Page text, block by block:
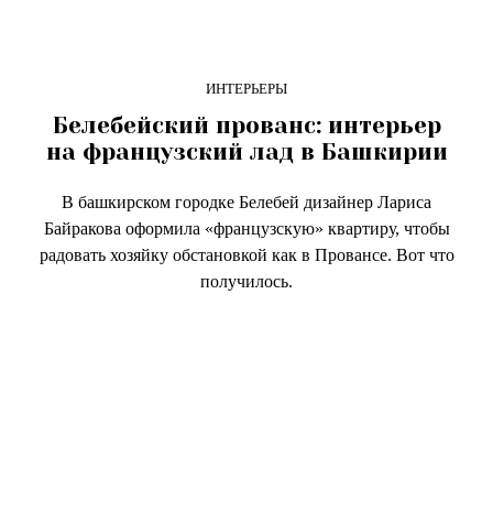
ИНТЕРЬЕРЫ
Белебейский прованс: интерьер
на французский лад в Башкирии
В башкирском городке Белебей дизайнер Лариса
Байракова оформила «французскую» квартиру, чтобы
радовать хозяйку обстановкой как в Провансе. Вот что
получилось.